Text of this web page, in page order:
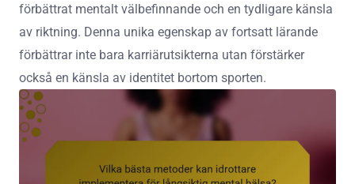
förbättrat mentalt välbefinnande och en tydligare känsla
av riktning. Denna unika egenskap av fortsatt lärande
förbättrar inte bara karriärutsikterna utan förstärker
också en känsla av identitet bortom sporten.